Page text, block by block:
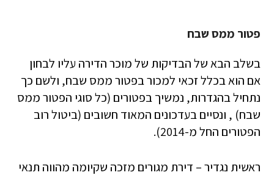
פטור ממס שבח
בשלב הבא של הבדיקות של מוכר הדירה עליו לבחון
אם הוא בכלל זכאי למכור בפטור ממס שבח, ולשם כך
נתחיל בהגדרות, נמשיך בפטורים (כל סוגי הפטור ממס
שבח) , ונסיים בעדכונים המאוד חשובים (ביטול רוב
הפטורים החל מ-2014).
ראשית נגדיר – דירת מגורים מזכה שקיומה מהווה תנאי